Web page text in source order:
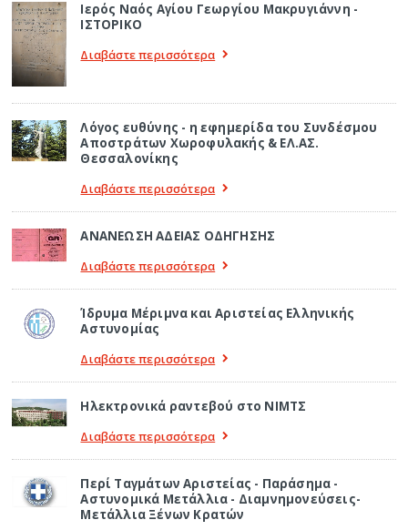
Ιερός Ναός Αγίου Γεωργίου Μακρυγιάννη -
ΙΣΤΟΡΙΚΟ
Διαβάστε περισσότερα
Λόγος ευθύνης - η εφημερίδα του Συνδέσμου
Αποστράτων Χωροφυλακής & ΕΛ.ΑΣ.
Θεσσαλονίκης
Διαβάστε περισσότερα
ΑΝΑΝΕΩΣΗ ΑΔΕΙΑΣ ΟΔΗΓΗΣΗΣ
Διαβάστε περισσότερα
Ίδρυμα Μέριμνα και Αριστείας Ελληνικής
Αστυνομίας
Διαβάστε περισσότερα
Ηλεκτρονικά ραντεβού στο ΝΙΜΤΣ
Διαβάστε περισσότερα
Περί Ταγμάτων Αριστείας - Παράσημα -
Αστυνομικά Μετάλλια - Διαμνημονεύσεις-
Μετάλλια Ξένων Κρατών